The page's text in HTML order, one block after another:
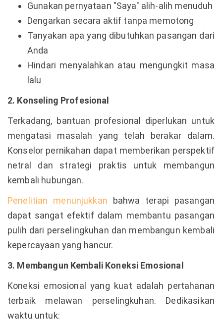
Gunakan pernyataan "Saya" alih-alih menuduh
Dengarkan secara aktif tanpa memotong
Tanyakan apa yang dibutuhkan pasangan dari
Anda
Hindari menyalahkan atau mengungkit masa
lalu
2. Konseling Profesional
Terkadang, bantuan profesional diperlukan untuk
mengatasi masalah yang telah berakar dalam.
Konselor pernikahan dapat memberikan perspektif
netral dan strategi praktis untuk membangun
kembali hubungan.
Penelitian menunjukkan bahwa terapi pasangan
dapat sangat efektif dalam membantu pasangan
pulih dari perselingkuhan dan membangun kembali
kepercayaan yang hancur.
3. Membangun Kembali Koneksi Emosional
Koneksi emosional yang kuat adalah pertahanan
terbaik melawan perselingkuhan. Dedikasikan
waktu untuk: